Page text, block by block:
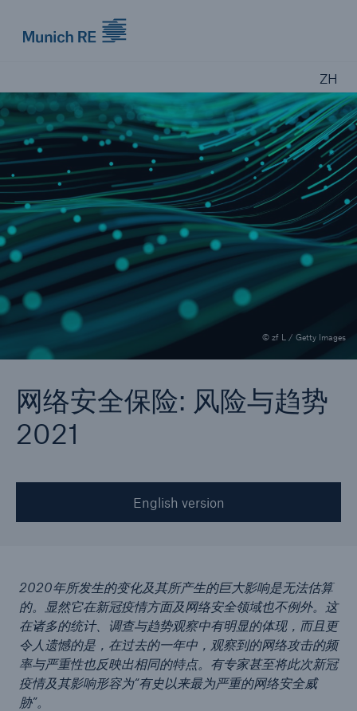
ZH
© zf L / Getty Images
网络安全保险: 风险与趋势
2021
English version
2020年所发生的变化及其所产生的巨大影响是无法估算
的。显然它在新冠疫情方面及网络安全领域也不例外。这
在诸多的统计、调查与趋势观察中有明显的体现，而且更
令人遗憾的是，在过去的一年中，观察到的网络攻击的频
率与严重性也反映出相同的特点。有专家甚至将此次新冠
疫情及其影响形容为“有史以来最为严重的网络安全威
胁”。